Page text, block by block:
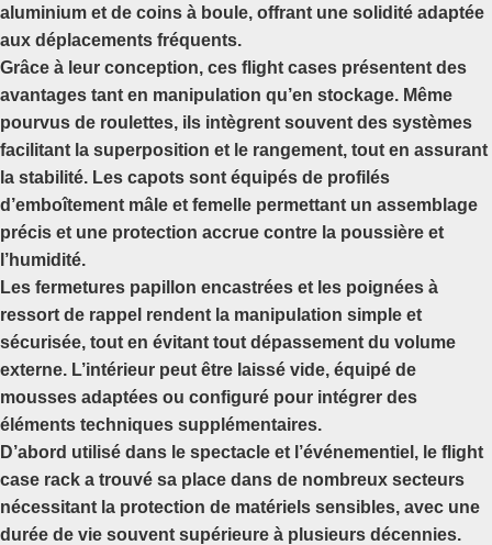
aluminium et de coins à boule, offrant une solidité adaptée
aux déplacements fréquents.
Grâce à leur conception, ces flight cases présentent des
avantages tant en manipulation qu’en stockage. Même
pourvus de roulettes, ils intègrent souvent des systèmes
facilitant la superposition et le rangement, tout en assurant
la stabilité. Les capots sont équipés de profilés
d’emboîtement mâle et femelle permettant un assemblage
précis et une protection accrue contre la poussière et
l’humidité.
Les fermetures papillon encastrées et les poignées à
ressort de rappel rendent la manipulation simple et
sécurisée, tout en évitant tout dépassement du volume
externe. L’intérieur peut être laissé vide, équipé de
mousses adaptées ou configuré pour intégrer des
éléments techniques supplémentaires.
D’abord utilisé dans le spectacle et l’événementiel, le flight
case rack a trouvé sa place dans de nombreux secteurs
nécessitant la protection de matériels sensibles, avec une
durée de vie souvent supérieure à plusieurs décennies.